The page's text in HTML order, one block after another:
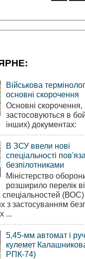
Військова
основні скорочення
Основні
застосовуються в
інших) документах:
В ЗСУ ввели нові
спеціальності
безпілотниками
Міністерство
розширило перелік
спеціальностей (ВОС)
з застосуванням
...
5,45-мм автомат і
кулемет
РПК-74)